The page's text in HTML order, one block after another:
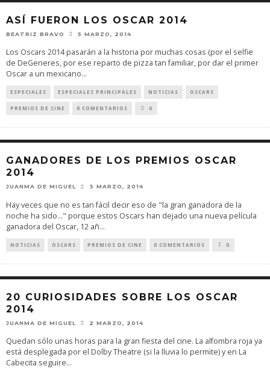
ASÍ FUERON LOS OSCAR 2014
BEATRIZ BRAVO 5 MARZO, 2014
Los Oscars 2014 pasarán a la historia por muchas cosas (por el selfie
de DeGeneres, por ese reparto de pizza tan familiar, por dar el primer
Oscar a un mexicano...
ESPECIALES ESPECIALES PRINCIPALES NOTICIAS OSCARS
PREMIOS DE CINE 0 COMENTARIOS 0
GANADORES DE LOS PREMIOS OSCAR
2014
JUANMA DE MIGUEL 3 MARZO, 2014
Hay veces que no es tan fácil decir eso de "la gran ganadora de la
noche ha sido..." porque estos Oscars han dejado una nueva película
ganadora del Oscar, 12 añ...
NOTICIAS OSCARS PREMIOS DE CINE 0 COMENTARIOS 0
20 CURIOSIDADES SOBRE LOS OSCAR
2014
JUANMA DE MIGUEL 2 MARZO, 2014
Quedan sólo unas horas para la gran fiesta del cine. La alfombra roja ya
está desplegada por el Dolby Theatre (si la lluvia lo permite) y en La
Cabecita seguire...